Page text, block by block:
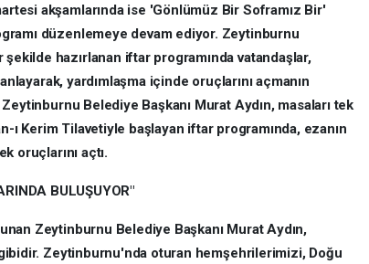
akşamlarında ise 'Gönlümüz Bir Soframız Bir'
düzenlemeye devam ediyor. Zeytinburnu
hazırlanan iftar programında vatandaşlar,
yardımlaşma içinde oruçlarını açmanın
Belediye Başkanı Murat Aydın, masaları tek
Kerim Tilavetiyle başlayan iftar programında, ezanın
oruçlarını açtı.
BULUŞUYOR"
Zeytinburnu Belediye Başkanı Murat Aydın,
Zeytinburnu'nda oturan hemşehrilerimizi, Doğu